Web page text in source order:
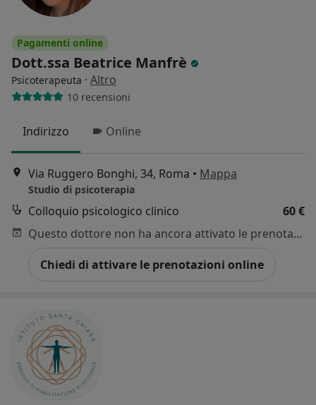
Pagamenti online
Dott.ssa Beatrice Manfrè
Psicoterapeuta · Altro
10 recensioni
Indirizzo Online
Via Ruggero Bonghi, 34, Roma • Mappa
Studio di psicoterapia
Colloquio psicologico clinico
60 €
Questo dottore non ha ancora attivato le prenotazioni online presso questo indirizzo.
Chiedi di attivare le prenotazioni online